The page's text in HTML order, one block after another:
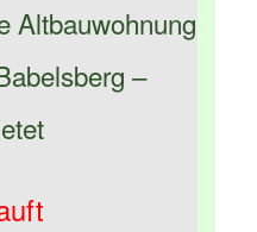
Altbauwohnung
–